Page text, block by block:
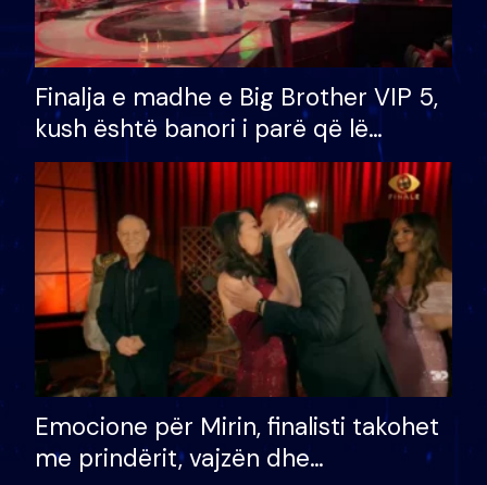
Finalja e madhe e Big Brother VIP 5,
kush është banori i parë që lë
shtëpinë dhe humb mundësinë për
të fituar çmimin e madh
Emocione për Mirin, finalisti takohet
me prindërit, vajzën dhe